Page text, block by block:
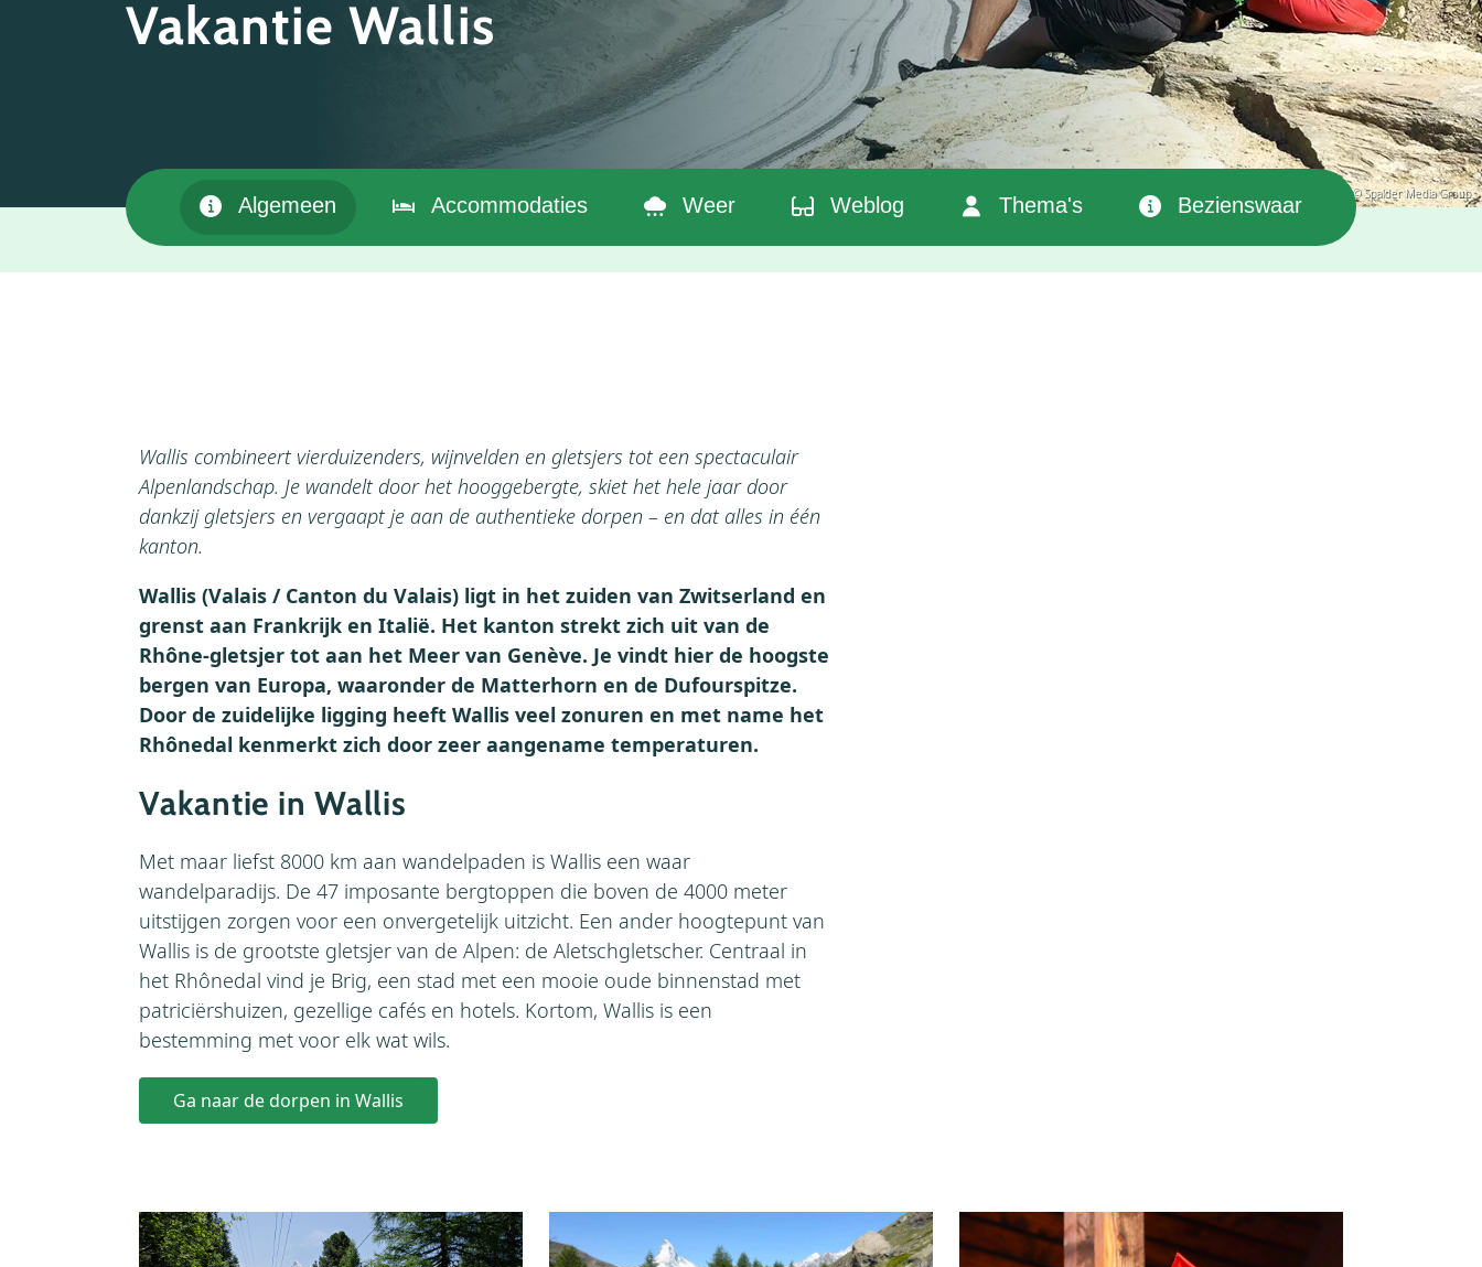
© Spalder Media Group
Vakantie Wallis
Algemeen Accommodaties Weer Weblog Thema's Bezienswaardigheden
Wallis combineert vierduizenders, wijnvelden en gletsjers tot een spectaculair
Alpenlandschap. Je wandelt door het hooggebergte, skiet het hele jaar door
dankzij gletsjers en vergaapt je aan de authentieke dorpen – en dat alles in één
kanton.
Wallis (Valais / Canton du Valais) ligt in het zuiden van Zwitserland en
grenst aan Frankrijk en Italië. Het kanton strekt zich uit van de
Rhône‑gletsjer tot aan het Meer van Genève. Je vindt hier de hoogste
bergen van Europa, waaronder de Matterhorn en de Dufourspitze.
Door de zuidelijke ligging heeft Wallis veel zonuren en met name het
Rhônedal kenmerkt zich door zeer aangename temperaturen.
Vakantie in Wallis
Met maar liefst 8000 km aan wandelpaden is Wallis een waar
wandelparadijs. De 47 imposante bergtoppen die boven de 4000 meter
uitstijgen zorgen voor een onvergetelijk uitzicht. Een ander hoogtepunt van
Wallis is de grootste gletsjer van de Alpen: de Aletschgletscher. Centraal in
het Rhônedal vind je Brig, een stad met een mooie oude binnenstad met
patriciërshuizen, gezellige cafés en hotels. Kortom, Wallis is een
bestemming met voor elk wat wils.
Ga naar de dorpen in Wallis